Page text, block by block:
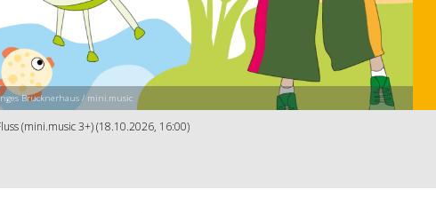
Brucknerhaus / mini.music
(mini.music 3+) (18.10.2026, 16:00)